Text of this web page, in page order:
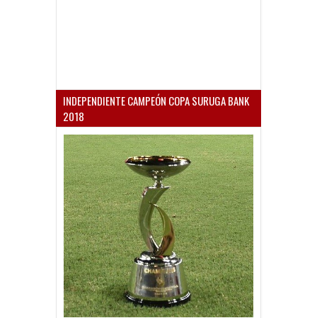
INDEPENDIENTE CAMPEÓN COPA SURUGA BANK
2018